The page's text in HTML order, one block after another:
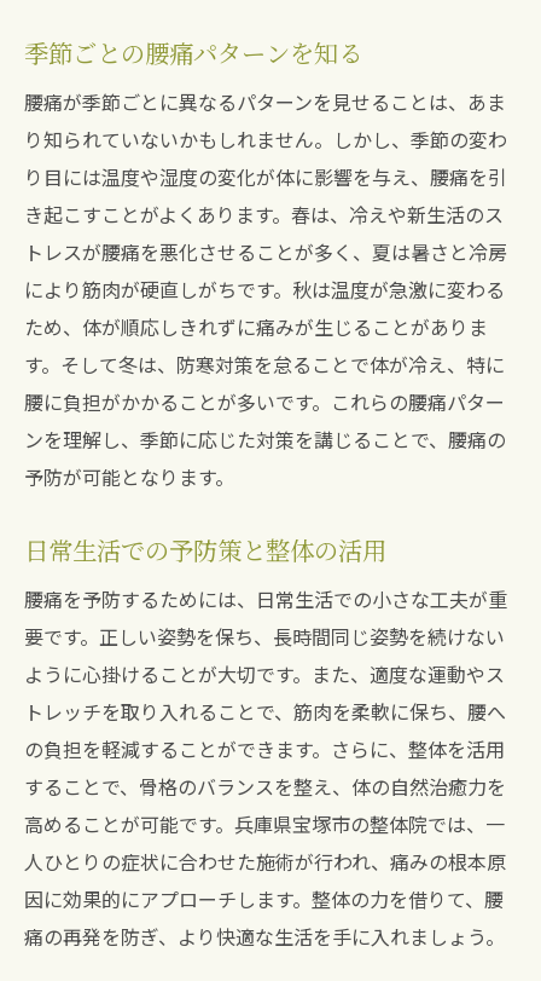
季節ごとの腰痛パターンを知る
腰痛が季節ごとに異なるパターンを見せることは、あま
り知られていないかもしれません。しかし、季節の変わ
り目には温度や湿度の変化が体に影響を与え、腰痛を引
き起こすことがよくあります。春は、冷えや新生活のス
トレスが腰痛を悪化させることが多く、夏は暑さと冷房
により筋肉が硬直しがちです。秋は温度が急激に変わる
ため、体が順応しきれずに痛みが生じることがありま
す。そして冬は、防寒対策を怠ることで体が冷え、特に
腰に負担がかかることが多いです。これらの腰痛パター
ンを理解し、季節に応じた対策を講じることで、腰痛の
予防が可能となります。
日常生活での予防策と整体の活用
腰痛を予防するためには、日常生活での小さな工夫が重
要です。正しい姿勢を保ち、長時間同じ姿勢を続けない
ように心掛けることが大切です。また、適度な運動やス
トレッチを取り入れることで、筋肉を柔軟に保ち、腰へ
の負担を軽減することができます。さらに、整体を活用
することで、骨格のバランスを整え、体の自然治癒力を
高めることが可能です。兵庫県宝塚市の整体院では、一
人ひとりの症状に合わせた施術が行われ、痛みの根本原
因に効果的にアプローチします。整体の力を借りて、腰
痛の再発を防ぎ、より快適な生活を手に入れましょう。